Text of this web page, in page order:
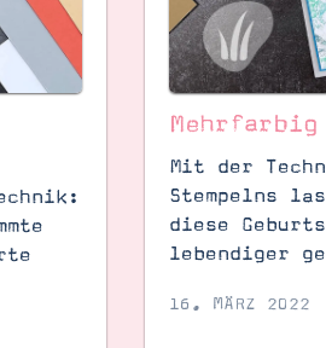
Mehrfarbig
Mit der
Stempelns
diese
lebendiger
16. MÄRZ 2022